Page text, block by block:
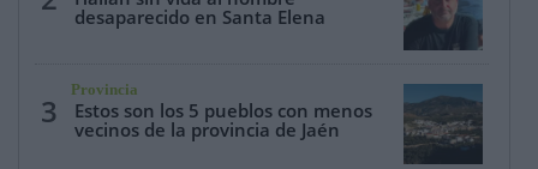
desaparecido en Santa Elena
3
Provincia
Estos son los 5 pueblos con menos
vecinos de la provincia de Jaén